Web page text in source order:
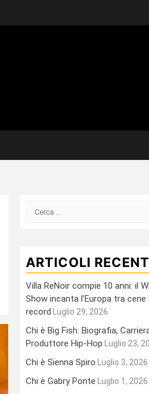
Ricerca
ARTICOLI
Villa ReNoir compie 10 anni: il
Show incanta l’Europa tra
record
Luglio 29, 2026
Chi è Big Fish: Biografia,
Produttore Hip-Hop
Luglio 23,
Chi è Sienna Spiro Luglio 3, 2026
Chi è Gabry Ponte Luglio 1, 2026